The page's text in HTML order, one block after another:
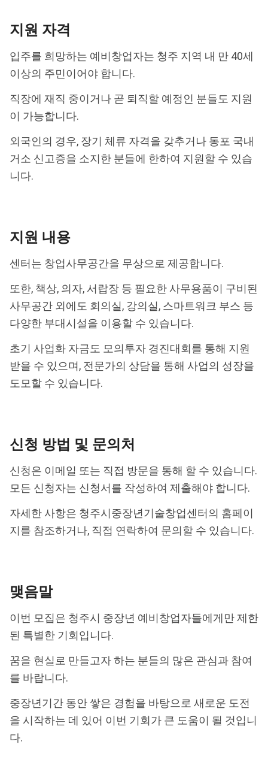
지원 자격
입주를 희망하는 예비창업자는 청주 지역 내 만 40세
이상의 주민이어야 합니다.
직장에 재직 중이거나 곧 퇴직할 예정인 분들도 지원
이 가능합니다.
외국인의 경우, 장기 체류 자격을 갖추거나 동포 국내
거소 신고증을 소지한 분들에 한하여 지원할 수 있습
니다.
지원 내용
센터는 창업사무공간을 무상으로 제공합니다.
또한, 책상, 의자, 서랍장 등 필요한 사무용품이 구비된
사무공간 외에도 회의실, 강의실, 스마트워크 부스 등
다양한 부대시설을 이용할 수 있습니다.
초기 사업화 자금도 모의투자 경진대회를 통해 지원
받을 수 있으며, 전문가의 상담을 통해 사업의 성장을
도모할 수 있습니다.
신청 방법 및 문의처
신청은 이메일 또는 직접 방문을 통해 할 수 있습니다.
모든 신청자는 신청서를 작성하여 제출해야 합니다.
자세한 사항은 청주시중장년기술창업센터의 홈페이
지를 참조하거나, 직접 연락하여 문의할 수 있습니다.
맺음말
이번 모집은 청주시 중장년 예비창업자들에게만 제한
된 특별한 기회입니다.
꿈을 현실로 만들고자 하는 분들의 많은 관심과 참여
를 바랍니다.
중장년기간 동안 쌓은 경험을 바탕으로 새로운 도전
을 시작하는 데 있어 이번 기회가 큰 도움이 될 것입니
다.